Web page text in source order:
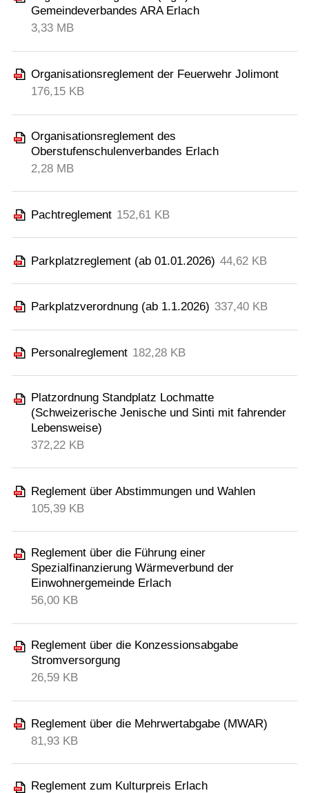
Gemeindeverbandes ARA Erlach
3,33 MB
Organisationsreglement der Feuerwehr Jolimont
176,15 KB
Organisationsreglement des
Oberstufenschulenverbandes Erlach
2,28 MB
Pachtreglement 152,61 KB
Parkplatzreglement (ab 01.01.2026) 44,62 KB
Parkplatzverordnung (ab 1.1.2026) 337,40 KB
Personalreglement 182,28 KB
Platzordnung Standplatz Lochmatte
(Schweizerische Jenische und Sinti mit fahrender
Lebensweise)
372,22 KB
Reglement über Abstimmungen und Wahlen
105,39 KB
Reglement über die Führung einer
Spezialfinanzierung Wärmeverbund der
Einwohnergemeinde Erlach
56,00 KB
Reglement über die Konzessionsabgabe
Stromversorgung
26,59 KB
Reglement über die Mehrwertabgabe (MWAR)
81,93 KB
Reglement zum Kulturpreis Erlach